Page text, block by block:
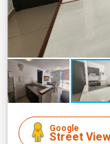
Google
Street View